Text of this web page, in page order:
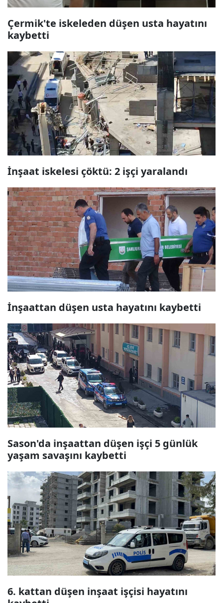
Çermik'te iskeleden düşen usta hayatını
kaybetti
İnşaat iskelesi çöktü: 2 işçi yaralandı
İnşaattan düşen usta hayatını kaybetti
Sason'da inşaattan düşen işçi 5 günlük
yaşam savaşını kaybetti
6. kattan düşen inşaat işçisi hayatını